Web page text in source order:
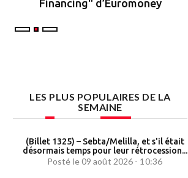
Financing" d’Euromoney
LES PLUS POPULAIRES DE LA
SEMAINE
(Billet 1325) – Sebta/Melilla, et s'il était
désormais temps pour leur rétrocession...
Posté le 09 août 2026 - 10:36